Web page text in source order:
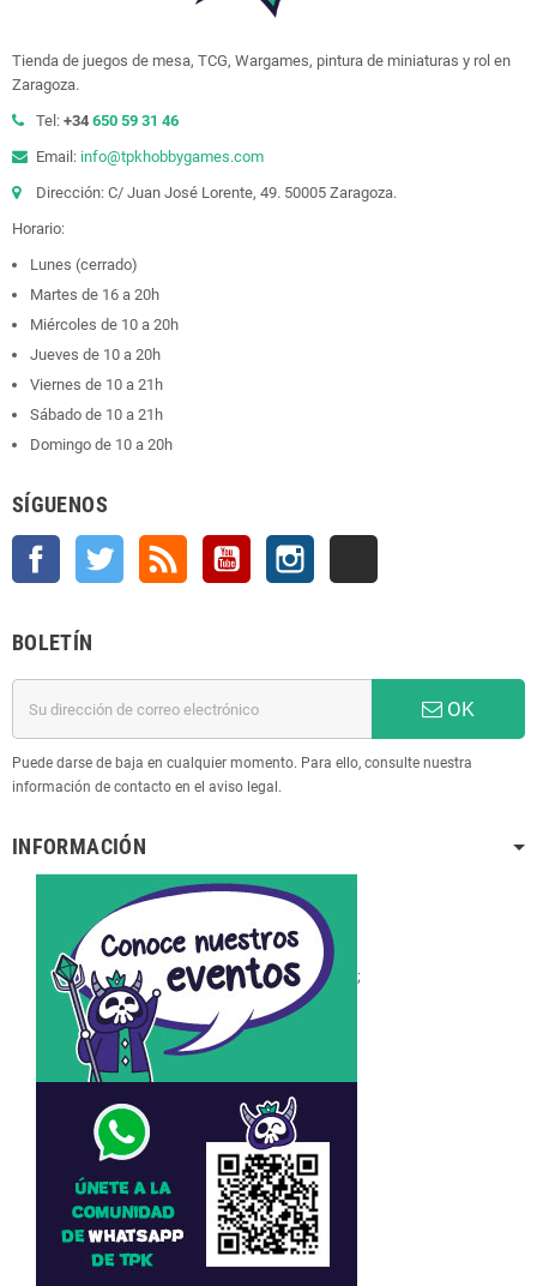
Tienda de juegos de mesa, TCG, Wargames, pintura de miniaturas y rol en
Zaragoza.
Tel: +34 650 59 31 46
Email: info@tpkhobbygames.com
Dirección: C/ Juan José Lorente, 49. 50005 Zaragoza.
Horario:
Lunes (cerrado)
Martes de 16 a 20h
Miércoles de 10 a 20h
Jueves de 10 a 20h
Viernes de 10 a 21h
Sábado de 10 a 21h
Domingo de 10 a 20h
SÍGUENOS
Facebook Twitter YouTube
BOLETÍN
OK
Puede darse de baja en cualquier momento. Para ello, consulte nuestra
información de contacto en el aviso legal.
INFORMACIÓN
;